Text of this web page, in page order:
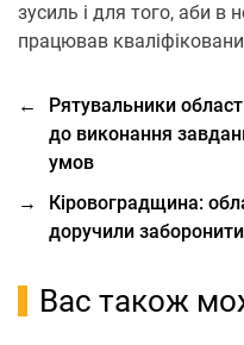
зусиль і для того, аби в
працював
←
Рятувальники
до виконання
умов
→
Кіровоградщина:
доручили
Вас також